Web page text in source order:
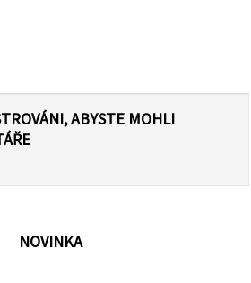
ABYSTE MOHLI
NOVINKA